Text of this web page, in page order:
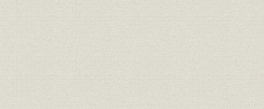
設備;催し
21世紀への架け橋 1990●平成2
年→平成9年●1997
平成9年